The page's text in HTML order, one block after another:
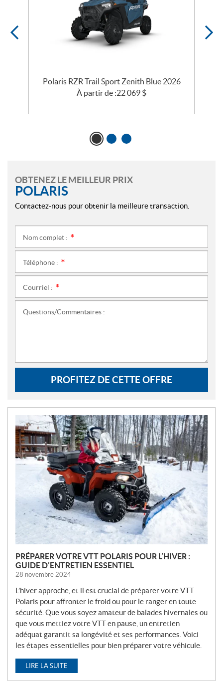
Polaris RZR Trail Sport Zenith Blue 2026
À partir de :22 069 $
OBTENEZ LE MEILLEUR PRIX
POLARIS
Contactez-nous pour obtenir la meilleure transaction.
Nom complet :
Téléphone :
Courriel :
Questions/Commentaires :
PROFITEZ DE CETTE OFFRE
N
O
U
V
E
E
PRÉPARER VOTRE VTT POLARIS POUR L’HIVER :
GUIDE D’ENTRETIEN ESSENTIEL
28 novembre 2024
L’hiver approche, et il est crucial de préparer votre VTT
Polaris pour affronter le froid ou pour le ranger en toute
sécurité. Que vous soyez amateur de balades hivernales ou
que vous mettiez votre VTT en pause, un entretien
adéquat garantit sa longévité et ses performances. Voici
les étapes essentielles pour bien préparer votre véhicule.
LIRE LA SUITE